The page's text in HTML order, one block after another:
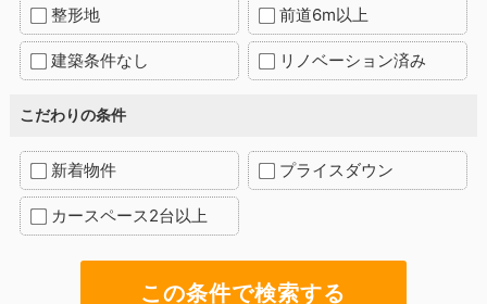
整形地 前道6m以上
建築条件なし リノベーション済み
こだわりの条件
新着物件 プライスダウン
カースペース2台以上